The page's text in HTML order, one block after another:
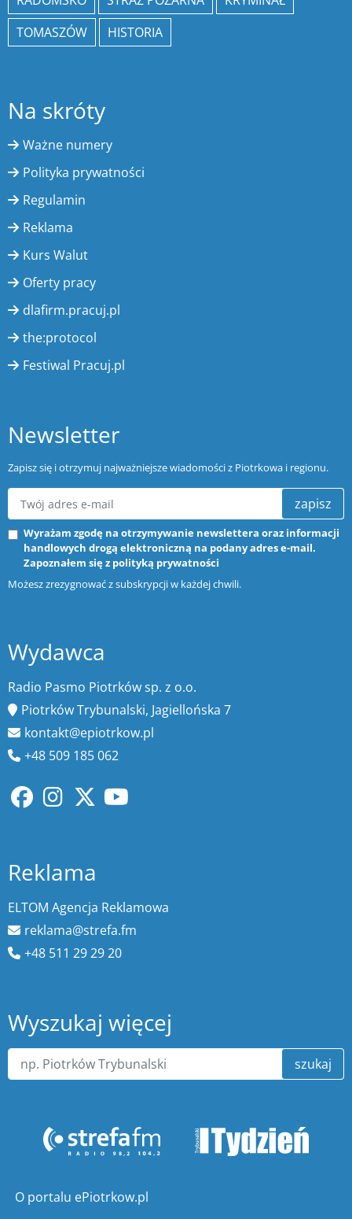
TOMASZÓW
HISTORIA
Na skróty
Ważne numery
Polityka prywatności
Regulamin
Reklama
Kurs Walut
Oferty pracy
dlafirm.pracuj.pl
the:protocol
Festiwal Pracuj.pl
Newsletter
Zapisz się i otrzymuj najważniejsze wiadomości z Piotrkowa i regionu.
zapisz
Wyrażam zgodę na otrzymywanie newslettera oraz informacji
handlowych drogą elektroniczną na podany adres e-mail.
Zapoznałem się z polityką prywatności
Możesz zrezygnować z subskrypcji w każdej chwili.
Wydawca
Radio Pasmo Piotrków sp. z o.o.
Piotrków Trybunalski, Jagiellońska 7
kontakt@epiotrkow.pl
+48 509 185 062
Reklama
ELTOM Agencja Reklamowa
reklama@strefa.fm
+48 511 29 29 20
Wyszukaj więcej
szukaj
O portalu ePiotrkow.pl